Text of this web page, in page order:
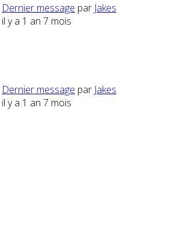
Dernier message par Jakes
il y a 1 an 7 mois
Dernier message par Jakes
il y a 1 an 7 mois